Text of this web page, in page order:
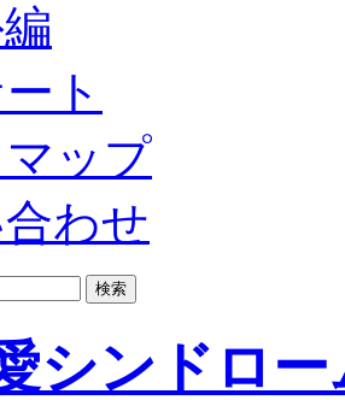
ト
ップ
わせ
シンドロー